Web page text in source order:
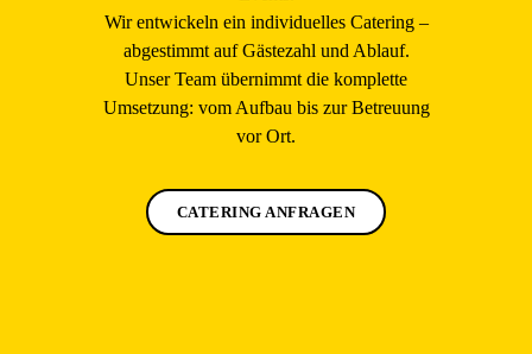
Wir entwickeln ein individuelles Catering –
abgestimmt auf Gästezahl und Ablauf.
Unser Team übernimmt die komplette
Umsetzung: vom Aufbau bis zur Betreuung
vor Ort.
CATERING ANFRAGEN